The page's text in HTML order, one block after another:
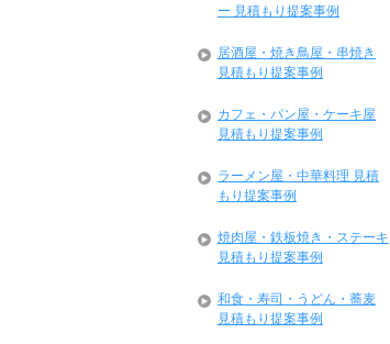
ー 見積もり提案事例
居酒屋・焼き鳥屋・串焼き
見積もり提案事例
カフェ・パン屋・ケーキ屋
見積もり提案事例
ラーメン屋・中華料理 見積
もり提案事例
焼肉屋・鉄板焼き・ステーキ
見積もり提案事例
和食・寿司・うどん・蕎麦
見積もり提案事例